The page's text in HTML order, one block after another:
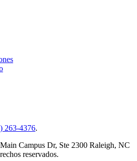
263-4376.
Campus Dr, Ste 2300 Raleigh, NC
reservados.